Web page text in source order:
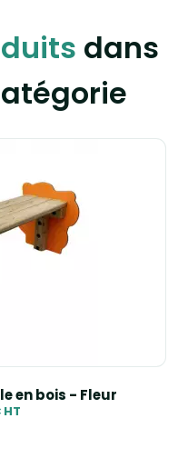
dans
en bois - Fleur